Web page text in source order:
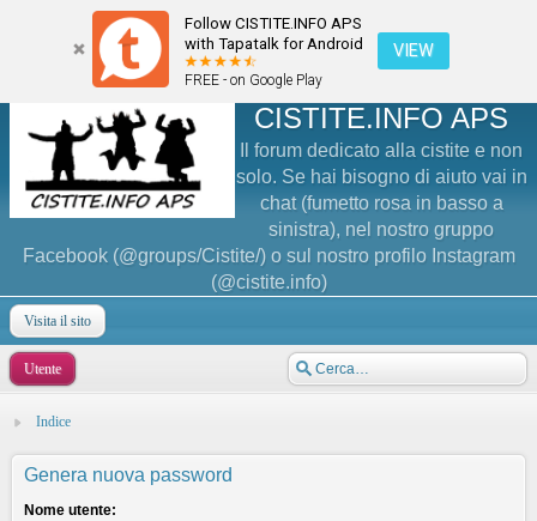
Follow CISTITE.INFO APS
with Tapatalk for Android
FREE - on Google Play
VIEW
CISTITE.INFO APS
Il forum dedicato alla cistite e non
solo. Se hai bisogno di aiuto vai in
chat (fumetto rosa in basso a
sinistra), nel nostro gruppo
Facebook (@groups/Cistite/) o sul nostro profilo Instagram
(@cistite.info)
Visita il sito
Utente
Indice
Genera nuova password
Nome utente: